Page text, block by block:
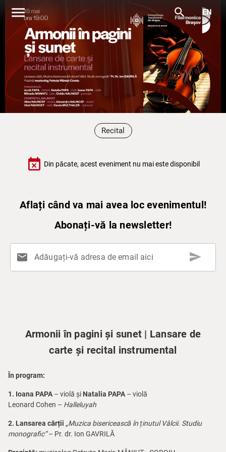
menu search EN
Recital
event_busy Din păcate, acest eveniment nu mai este disponibil
Aflați când va mai avea loc evenimentul!
Abonați-vă la newsletter!
mail Adăugați-vă adresa de email aici send
Armonii în pagini și sunet | Lansare de
carte și recital instrumental
În program:
1. Ioana PAPA – violă și Natalia PAPA – violă
Leonard Cohen – Halleluyah
2. Lansarea cărții „Muzica bisericească în ținutul Vâlcii. Studiu
monografic”– Pr. dr. Ion GAVRILĂ